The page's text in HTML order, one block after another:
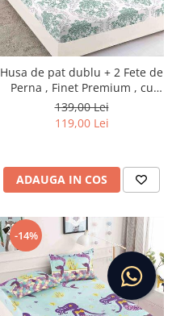
Husa de pat dublu + 2 Fete de
Perna , Finet Premium , cu
elastic , HP56
139,00 Lei
119,00 Lei
ADAUGA IN COS
-14%